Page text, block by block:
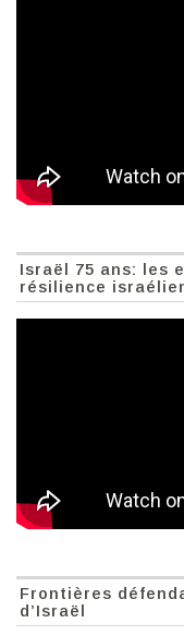
Israël 75 ans: les
résilience
Frontières
d’Israël